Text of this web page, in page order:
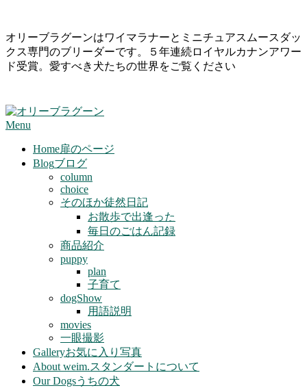
Skip
to
content
オリーブラグーンはワイマラナーとミニチュアスムースダッ
クス専門のブリーダーです。５年連続ロイヤルカナンアワー
ド受賞。愛すべき犬たちの世界をご覧ください
Primary
Menu
Menu
Home扉のページ
Blogブログ
column
choice
そのほか徒然日記
お散歩で出逢った
毎日のごはん記録
商品紹介
puppy
plan
子育て
dogShow
用語説明
movies
一眼撮影
Galleryお気に入り写真
About weim.スタンダートについて
Our Dogsうちの犬